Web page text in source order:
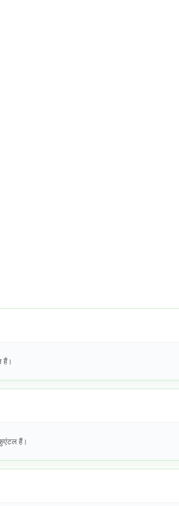
हैं।
हैं।